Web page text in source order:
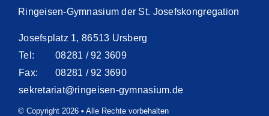
Ringeisen-Gymnasium der St. Josefskongregation
Josefsplatz 1, 86513 Ursberg
Tel:
08281 / 92 3609
Fax:
08281 / 92 3690
sekretariat@ringeisen-gymnasium.de
© Copyright 2026 • Alle Rechte vorbehalten